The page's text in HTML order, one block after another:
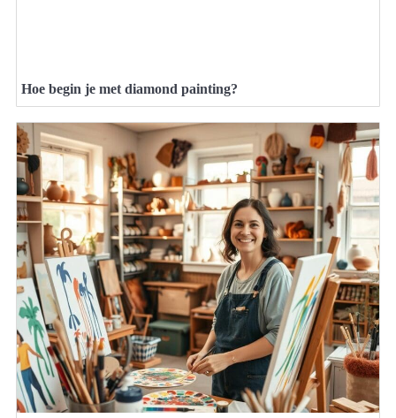
Hoe begin je met diamond painting?